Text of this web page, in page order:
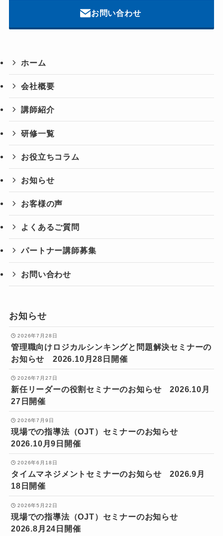
お問い合わせ
ホーム
会社概要
講師紹介
研修一覧
お役立ちコラム
お知らせ
お客様の声
よくあるご質問
パートナー講師募集
お問い合わせ
お知らせ
2026年7月28日
管理職向けロジカルシンキングと問題解決セミナーの
お知らせ 2026.10月28日開催
2026年7月27日
新任リーダーの役割セミナーのお知らせ 2026.10月
27日開催
2026年7月9日
現場での指導法（OJT）セミナーのお知らせ
2026.10月9日開催
2026年6月18日
タイムマネジメントセミナーのお知らせ 2026.9月
18日開催
2026年5月22日
現場での指導法（OJT）セミナーのお知らせ
2026.8月24日開催